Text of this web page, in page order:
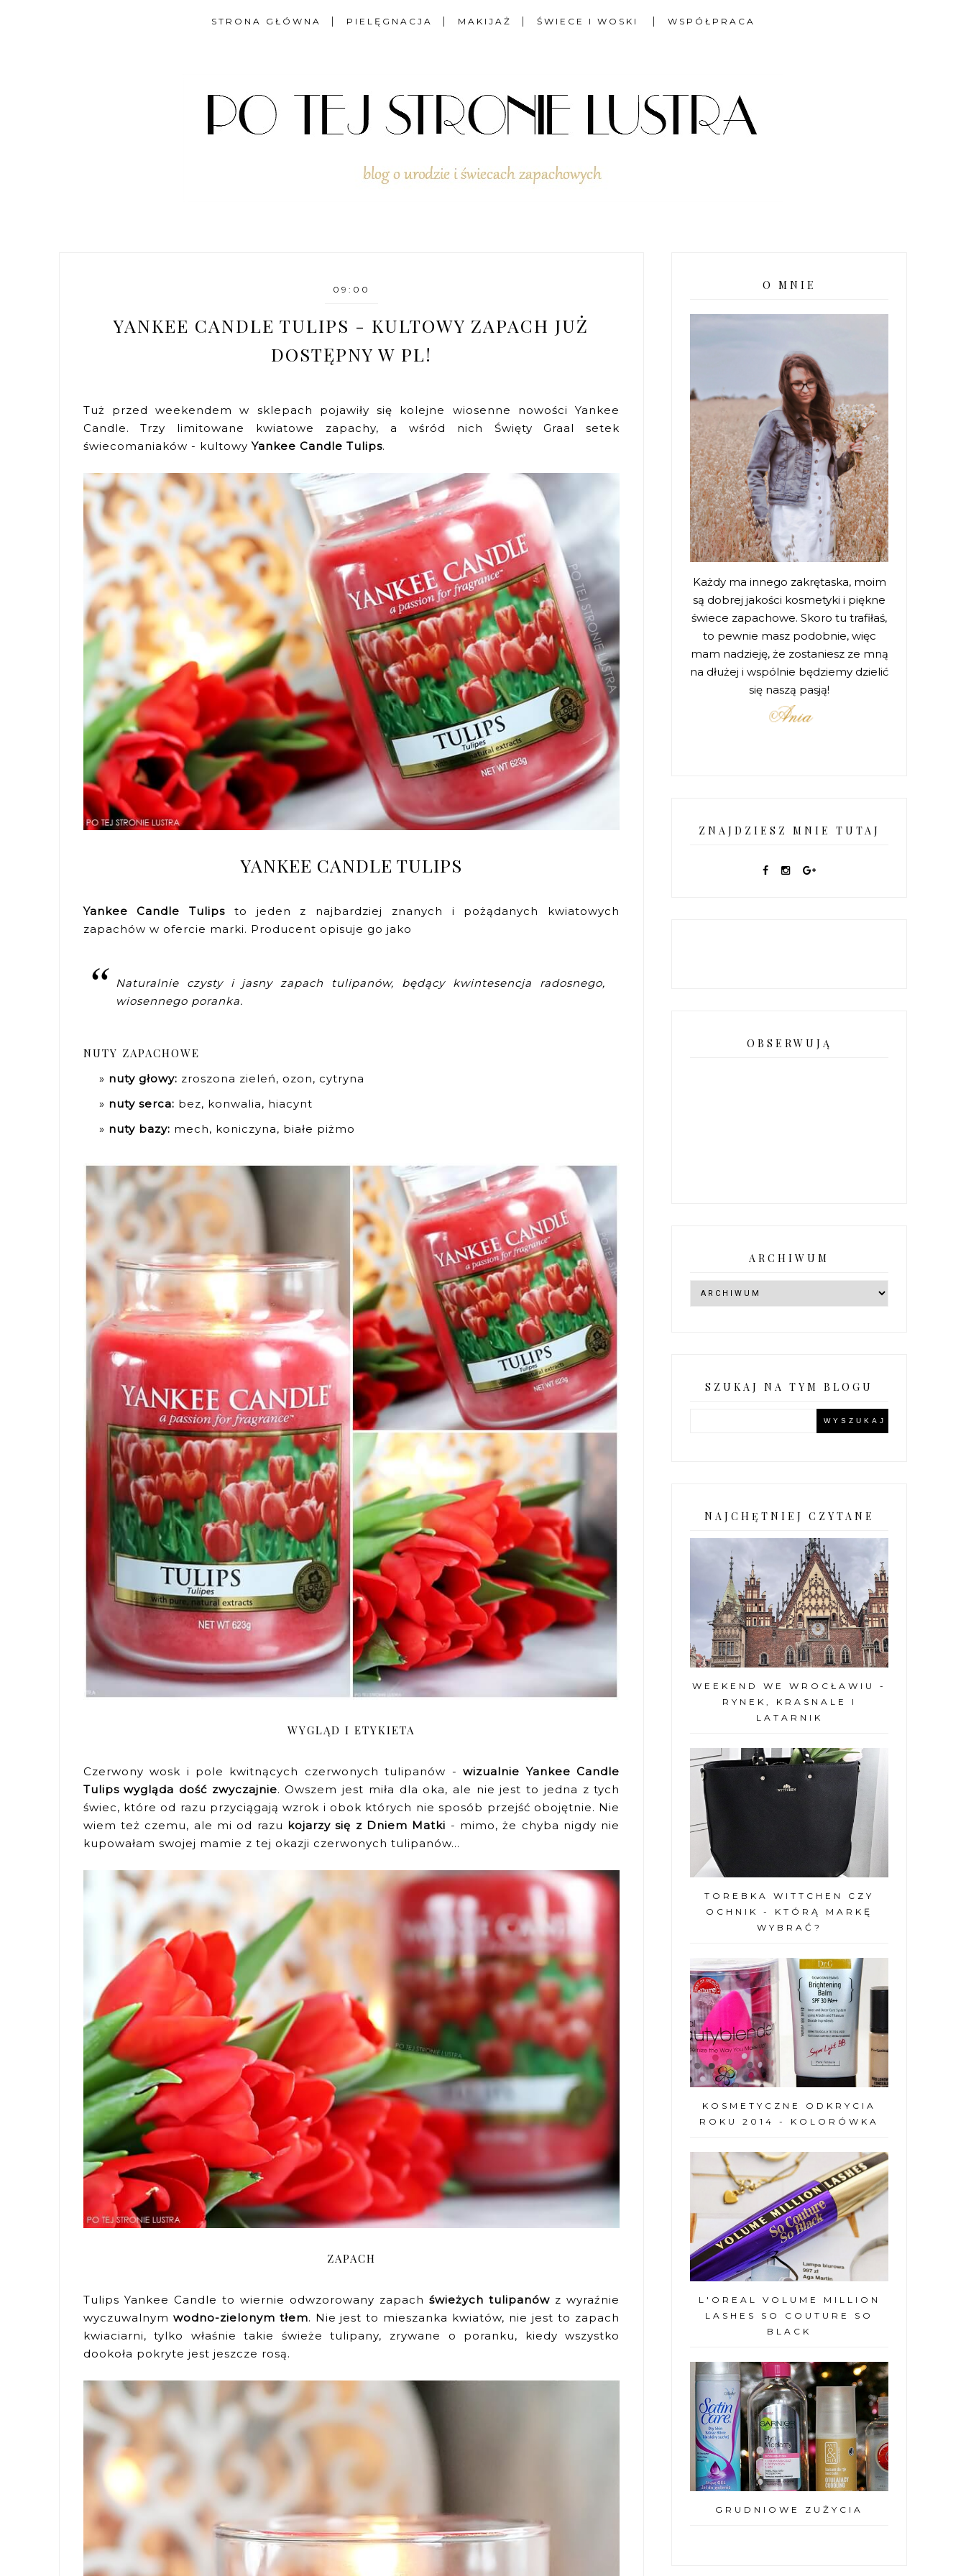
STRONA GŁÓWNA PIELĘGNACJA MAKIJAŻ ŚWIECE I WOSKI WSPÓŁPRACA
09:00
YANKEE CANDLE TULIPS - KULTOWY ZAPACH JUŻ
DOSTĘPNY W PL!
Tuż przed weekendem w sklepach pojawiły się kolejne wiosenne nowości Yankee
Candle. Trzy limitowane kwiatowe zapachy, a wśród nich Święty Graal setek
świecomaniaków - kultowyYankee Candle Tulips.
YANKEE CANDLE TULIPS
Yankee Candle Tulips to jeden z najbardziej znanych i pożądanych kwiatowych
zapachów w ofercie marki. Producent opisuje go jako
Naturalnie czysty i jasny zapach tulipanów, będący kwintesencja radosnego,
wiosennego poranka.
NUTY ZAPACHOWE
nuty głowy: zroszona zieleń, ozon, cytryna
nuty serca: bez, konwalia, hiacynt
nuty bazy: mech, koniczyna, białe piżmo
WYGLĄD I ETYKIETA
Czerwony wosk i pole kwitnących czerwonych tulipanów -wizualnie Yankee Candle
Tulips wygląda dość zwyczajnie. Owszem jest miła dla oka, ale nie jest to jedna z tych
świec, które od razu przyciągają wzrok i obok których nie sposób przejść obojętnie. Nie
wiem też czemu, ale mi od razu kojarzy się z Dniem Matki - mimo, że chyba nigdy nie
kupowałam swojej mamie z tej okazji czerwonych tulipanów...
ZAPACH
Tulips Yankee Candle to wiernie odwzorowany zapachświeżych tulipanów z wyraźnie
wyczuwalnym wodno-zielonym tłem. Nie jest to mieszanka kwiatów, nie jest to zapach
kwiaciarni, tylko właśnie takie świeże tulipany, zrywane o poranku, kiedy wszystko
dookoła pokryte jest jeszcze rosą.
O MNIE
Każdy ma innego zakrętaska, moim
są dobrej jakości kosmetyki i piękne
świece zapachowe. Skoro tu trafiłaś,
to pewnie masz podobnie, więc
mam nadzieję, że zostaniesz ze mną
na dłużej i wspólnie będziemy dzielić
się naszą pasją!
ZNAJDZIESZ MNIE TUTAJ
OBSERWUJĄ
ARCHIWUM
SZUKAJ NA TYM BLOGU
NAJCHĘTNIEJ CZYTANE
WEEKEND WE WROCŁAWIU -
RYNEK, KRASNALE I
LATARNIK
TOREBKA WITTCHEN CZY
OCHNIK - KTÓRĄ MARKĘ
WYBRAĆ?
KOSMETYCZNE ODKRYCIA
ROKU 2014 - KOLORÓWKA
L'OREAL VOLUME MILLION
LASHES SO COUTURE SO
BLACK
GRUDNIOWE ZUŻYCIA